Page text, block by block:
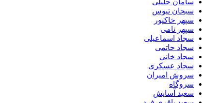
سامان جلیلی
سبحان تیوس
سپهر خاکپور
سپهر نامی
سجاد اسماعیلی
سجاد حاتمی
سجاد خانی
سجاد عسکری
سروش امیران
سروگاه
سعید آسایش